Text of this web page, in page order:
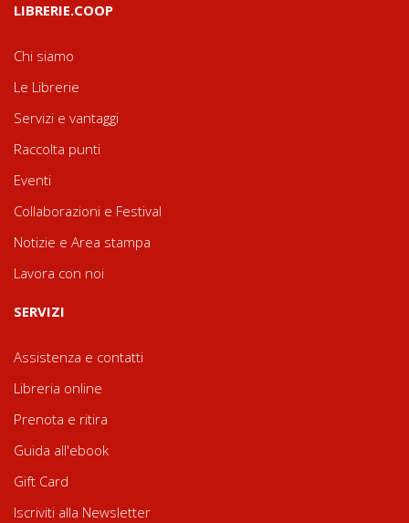
LIBRERIE.COOP
Chi siamo
Le Librerie
Servizi e vantaggi
Raccolta punti
Eventi
Collaborazioni e Festival
Notizie e Area stampa
Lavora con noi
SERVIZI
Assistenza e contatti
Libreria online
Prenota e ritira
Guida all'ebook
Gift Card
Iscriviti alla Newsletter